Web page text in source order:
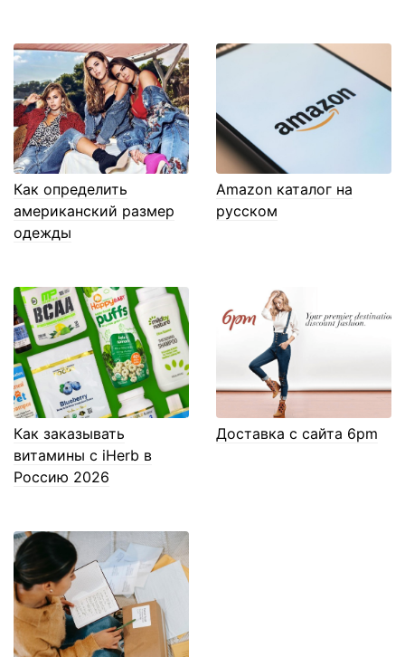
Как определить
американский размер
одежды
Amazon каталог на
русском
Как заказывать
витамины с iHerb в
Россию 2026
Доставка с сайта 6pm